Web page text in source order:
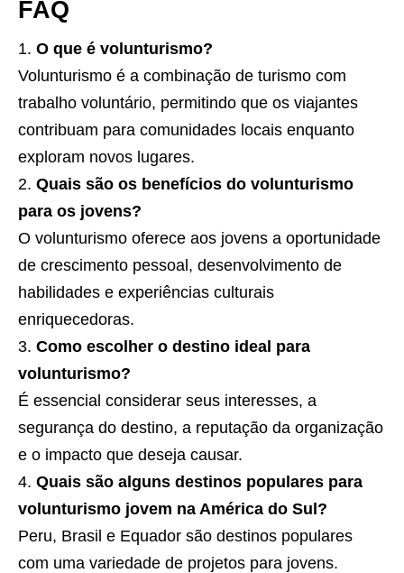
FAQ
O que é volunturismo?
Volunturismo é a combinação de turismo com
trabalho voluntário, permitindo que os viajantes
contribuam para comunidades locais enquanto
exploram novos lugares.
Quais são os benefícios do volunturismo
para os jovens?
O volunturismo oferece aos jovens a oportunidade
de crescimento pessoal, desenvolvimento de
habilidades e experiências culturais
enriquecedoras.
Como escolher o destino ideal para
volunturismo?
É essencial considerar seus interesses, a
segurança do destino, a reputação da organização
e o impacto que deseja causar.
Quais são alguns destinos populares para
volunturismo jovem na América do Sul?
Peru, Brasil e Equador são destinos populares
com uma variedade de projetos para jovens.